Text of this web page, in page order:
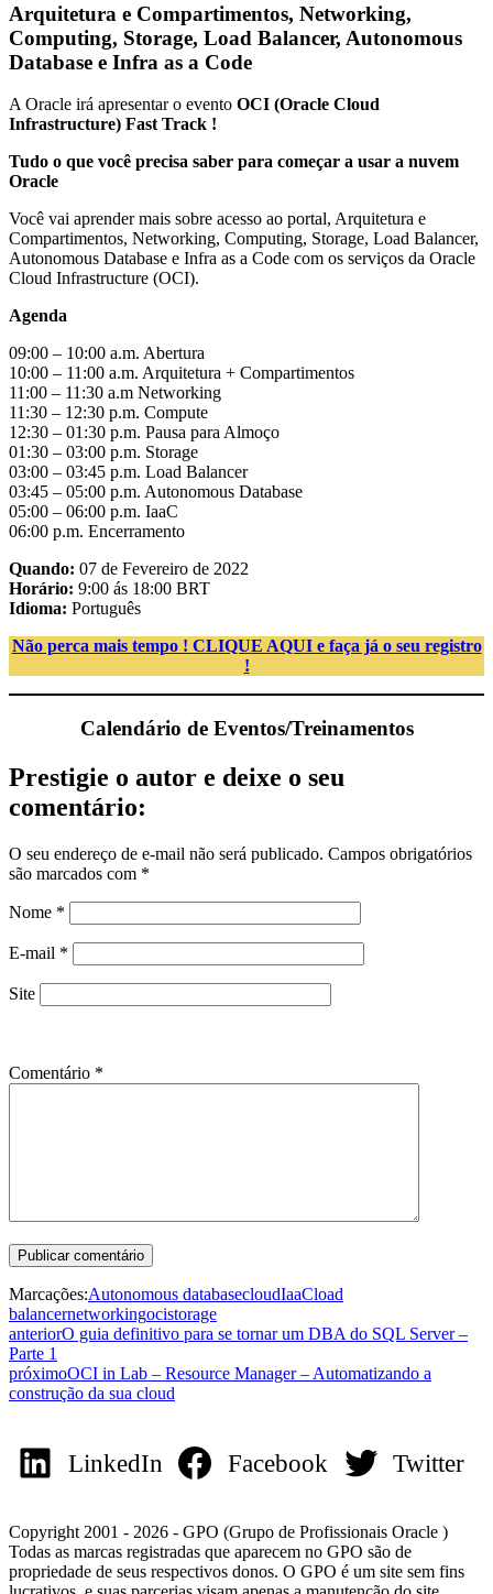
Arquitetura e Compartimentos, Networking,
Computing, Storage, Load Balancer, Autonomous
Database e Infra as a Code
A Oracle irá apresentar o evento OCI (Oracle Cloud
Infrastructure) Fast Track !
Tudo o que você precisa saber para começar a usar a nuvem
Oracle
Você vai aprender mais sobre acesso ao portal, Arquitetura e
Compartimentos, Networking, Computing, Storage, Load Balancer,
Autonomous Database e Infra as a Code com os serviços da Oracle
Cloud Infrastructure (OCI).
Agenda
09:00 – 10:00 a.m. Abertura
10:00 – 11:00 a.m. Arquitetura + Compartimentos
11:00 – 11:30 a.m Networking
11:30 – 12:30 p.m. Compute
12:30 – 01:30 p.m. Pausa para Almoço
01:30 – 03:00 p.m. Storage
03:00 – 03:45 p.m. Load Balancer
03:45 – 05:00 p.m. Autonomous Database
05:00 – 06:00 p.m. IaaC
06:00 p.m. Encerramento
Quando: 07 de Fevereiro de 2022
Horário: 9:00 ás 18:00 BRT
Idioma: Português
Não perca mais tempo ! CLIQUE AQUI e faça já o seu registro
!
Calendário de Eventos/Treinamentos
Prestigie o autor e deixe o seu
comentário:
O seu endereço de e-mail não será publicado. Campos obrigatórios
são marcados com *
Nome *
E-mail *
Site
Comentário *
Marcações:Autonomous databasecloudIaaCload
balancernetworkingocistorage
anteriorO guia definitivo para se tornar um DBA do SQL Server –
Parte 1
próximoOCI in Lab – Resource Manager – Automatizando a
construção da sua cloud
LinkedIn Facebook Twitter
Copyright 2001 - 2026 - GPO (Grupo de Profissionais Oracle )
Todas as marcas registradas que aparecem no GPO são de
propriedade de seus respectivos donos. O GPO é um site sem fins